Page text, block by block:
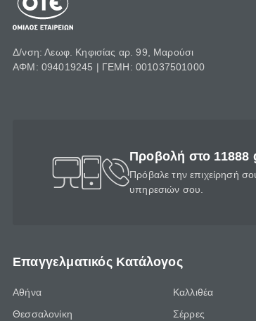
Δ/νση: Λεωφ. Κηφισίας αρ. 99, Μαρούσι
ΑΦΜ: 094019245 | ΓΕΜΗ: 001037501000
Προβολή στο 11888
Πρόβαλε την επιχείρησή
υπηρεσιών σου.
Επαγγελματικός Κατάλογος
Αθήνα
Θεσσαλονίκη
Καλλιθέα
Σέρρες